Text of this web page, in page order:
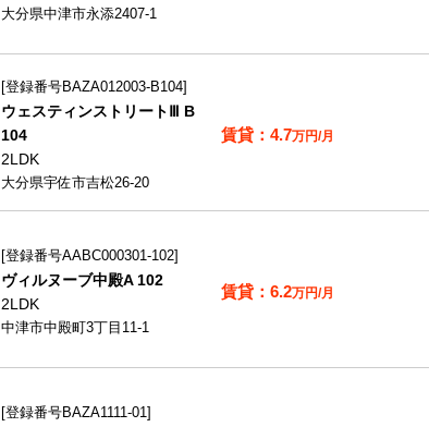
大分県中津市永添2407-1
登録番号BAZA012003-B104
ウェスティンストリートⅢ B
104
2LDK
大分県宇佐市吉松26-20
4.7万円/月
登録番号AABC000301-102
ヴィルヌーブ中殿A 102
2LDK
中津市中殿町3丁目11-1
6.2万円/月
登録番号BAZA1111-01